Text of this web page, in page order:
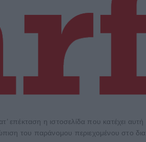
επέκταση η ιστοσελίδα που
του παράνομου περιεχομένου στο